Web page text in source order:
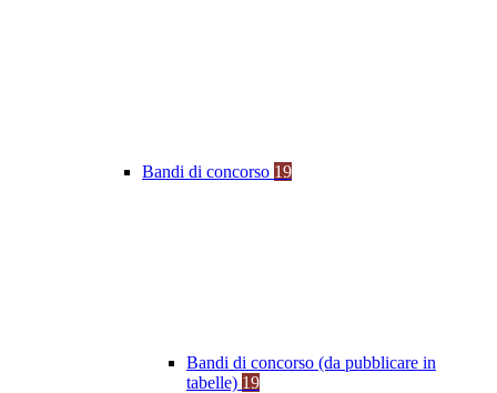
Bandi di concorso 19
Bandi di concorso (da pubblicare in
tabelle) 19